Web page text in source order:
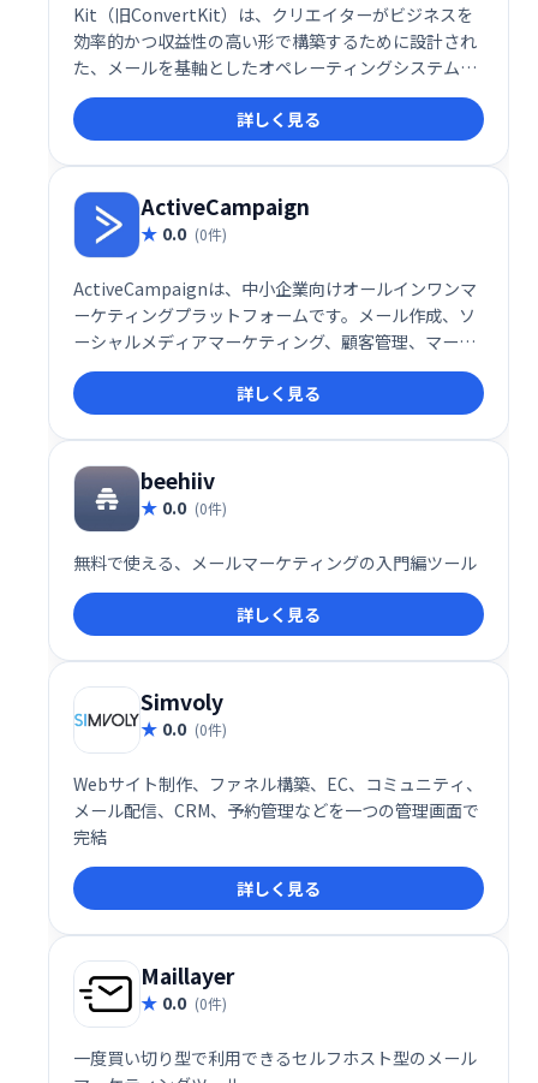
Kit（旧ConvertKit）は、クリエイターがビジネスを
効率的かつ収益性の高い形で構築するために設計され
た、メールを基軸としたオペレーティングシステムで
す。このサービスは、個人の情熱を収益に結びつける
ことを目指し、メールリスト管理や自動化ツールを駆
使して、収益性と持続可能性を兼ね備えたビジネスを
サポートします。
詳しく見る
ActiveCampaign
0.0 (0件)
ActiveCampaignは、中小企業向けオールインワンマ
ーケティングプラットフォームです。メール作成、ソ
ーシャルメディアマーケティング、顧客管理、マーケ
ティング自動化などを統合し、ユーザーフレンドリー
なインターフェースで提供します。世界10万社以上が
利用し、ビジネス成長を支援しています。魅力的なメ
ール配信や高度な自動化で、顧客エンゲージメントを
高めましょう。
詳しく見る
beehiiv
0.0 (0件)
無料で使える、メールマーケティングの入門編ツール
詳しく見る
Simvoly
0.0 (0件)
Webサイト制作、ファネル構築、EC、コミュニティ、
メール配信、CRM、予約管理などを一つの管理画面で
完結
詳しく見る
Maillayer
0.0 (0件)
一度買い切り型で利用できるセルフホスト型のメール